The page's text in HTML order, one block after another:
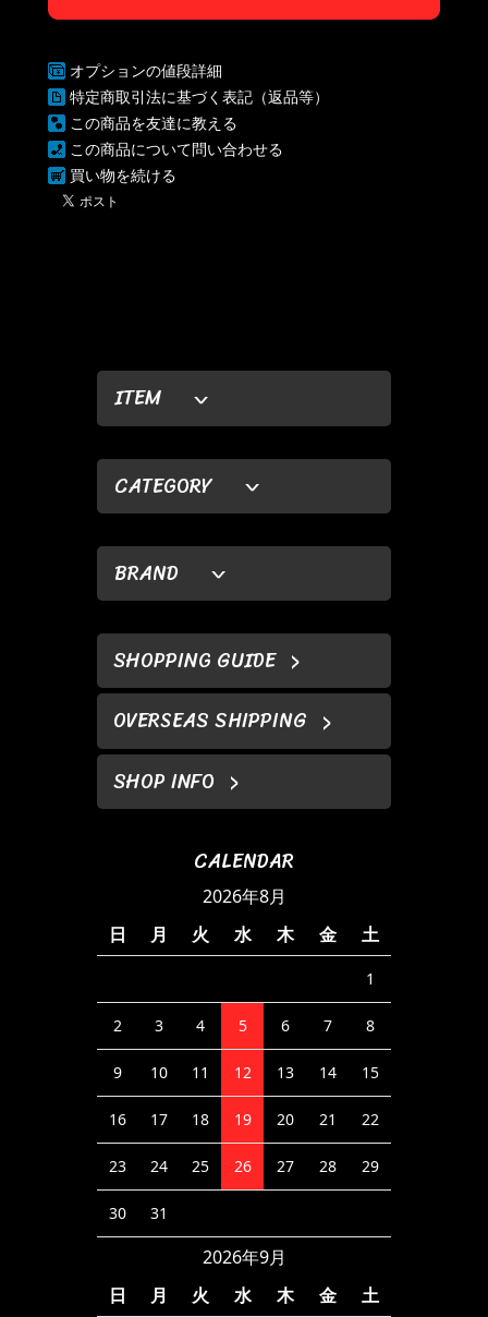
ITEM
CATEGORY
BRAND
SHOPPING GUIDE
OVERSEAS SHIPPING
SHOP INFO
CALENDAR
2026年8月
日
月 火 水 木 金 土
1
2 3 4 5 6 7 8
9 10 11 12 13 14 15
16 17 18 19 20 21 22
23 24 25 26 27 28 29
30 31
2026年9月
日
月 火 水 木 金 土
オプションの値段詳細
特定商取引法に基づく表記（返品等）
この商品を友達に教える
この商品について問い合わせる
買い物を続ける